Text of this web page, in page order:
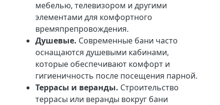
мебелью, телевизором и другими
элементами для комфортного
времяпрепровождения.
Душевые. Современные бани часто
оснащаются душевыми кабинами,
которые обеспечивают комфорт и
гигиеничность после посещения парной.
Террасы и веранды. Строительство
террасы или веранды вокруг бани